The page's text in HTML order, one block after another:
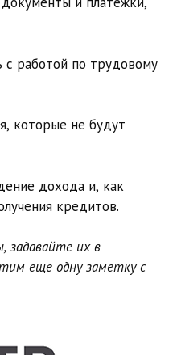
работой по трудовому
которые не будут
дохода и, как
кредитов.
задавайте их в
еще одну заметку с